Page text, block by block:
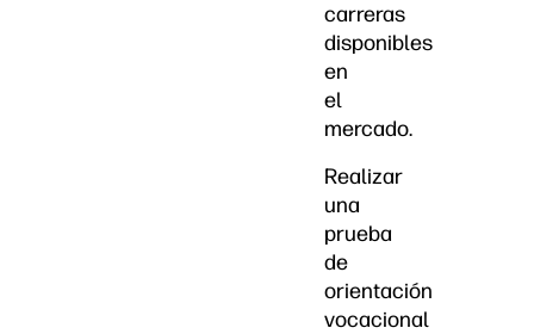
carreras
disponibles
en
el
mercado.
Realizar
una
prueba
de
orientación
vocacional